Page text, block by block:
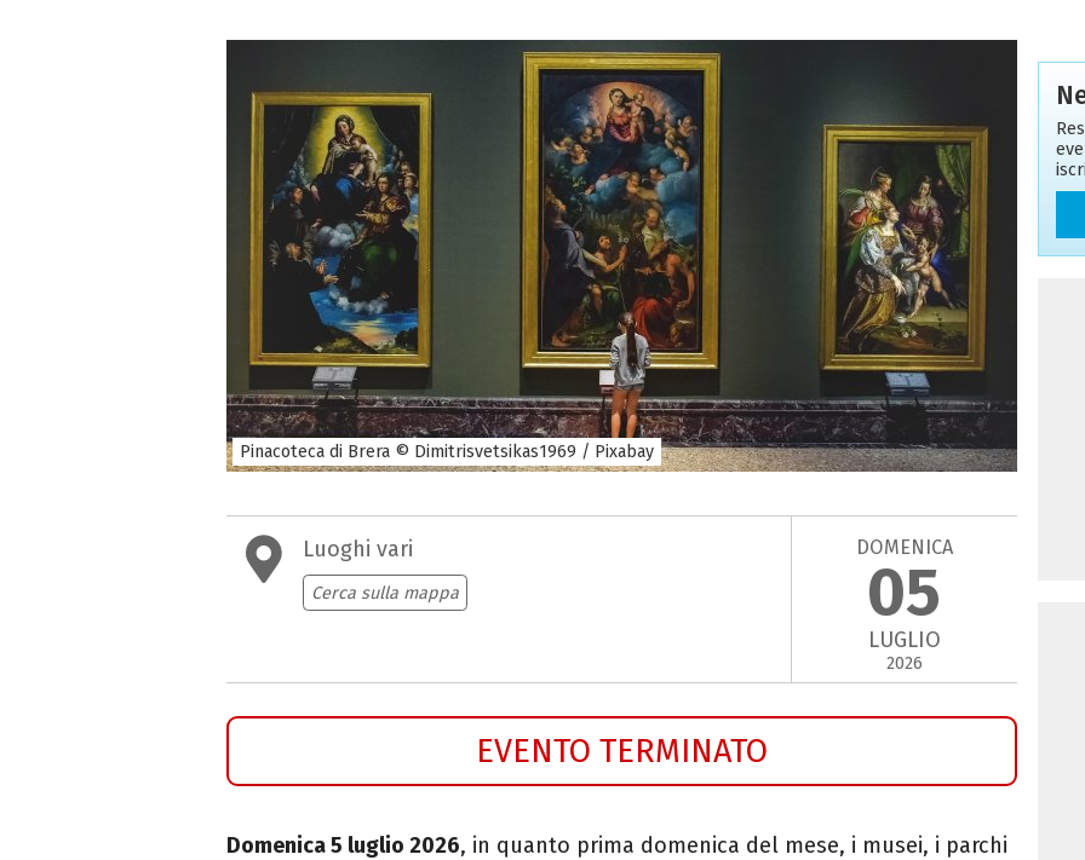
Pinacoteca di Brera © Dimitrisvetsikas1969 / Pixabay
Luoghi vari
Cerca sulla mappa
DOMENICA
05
LUGLIO
2026
EVENTO TERMINATO
Domenica 5 luglio 2026, in quanto prima domenica del mese, i musei, i parchi